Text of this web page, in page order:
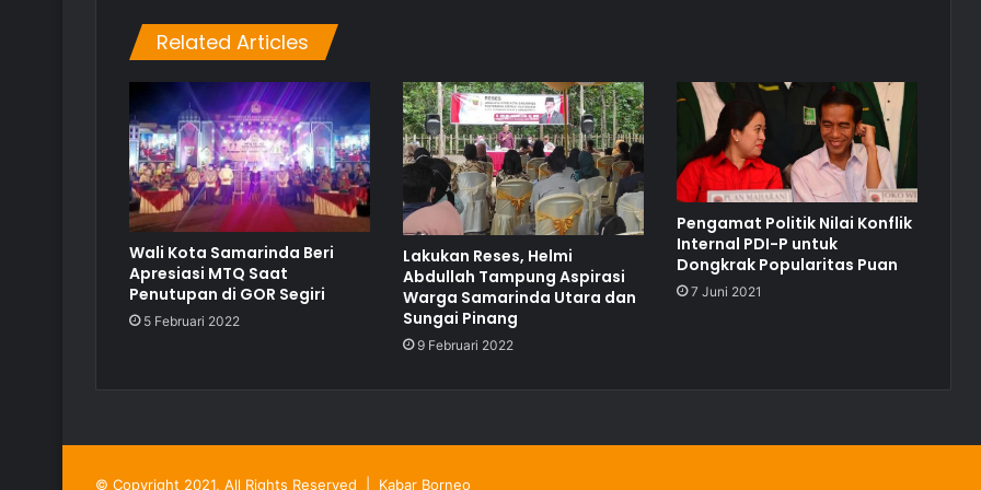
Related Articles
Wali Kota Samarinda Beri
Apresiasi MTQ Saat
Penutupan di GOR Segiri
5 Februari 2022
Lakukan Reses, Helmi
Abdullah Tampung Aspirasi
Warga Samarinda Utara dan
Sungai Pinang
9 Februari 2022
Pengamat Politik Nilai Konflik
Internal PDI-P untuk
Dongkrak Popularitas Puan
7 Juni 2021
© Copyright 2021, All Rights Reserved | Kabar Borneo